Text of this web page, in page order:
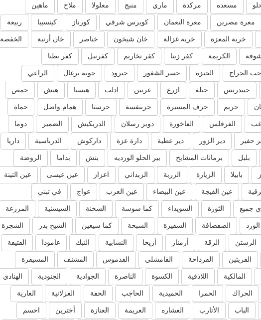
مسعده مركدة ماري منبج معلولا ملاح ماهين
معرة مصرين معرة النعمان كويرس شرقي كورناز كينسيبا ربيعة
خربة المعزة خربة غزالة خان شيخون خناصر خان أرنبة الخفصة
الكريمة كفر زيتا كفر تخاريم كفرنبل كفر بطنا
جب الجراح الجيزة جسر الشغور جيرود جوبة برغال الراعي
جيندريس جبلة ازرع عربين ادلب هيسيا هيش حمص
حريم حرف المسيرة حربنفسة حرستا همام واصل حماة
الفرقلس الفاخورة دوير رسلان الدريكيش الضمير دوما
حفير دير الزور دير عطية دارة عزة داركوش الدرباسية داريا
بلبل برمانات المشايخ بير الحلو الورديه بنش بداما الروضة
بابيلا الزيارة الزربة الزبداني اعزاز عين عيسى عين التينة
عين الفيجة عين البيضاء عين العرب عواج في تبني
جميع الثورة السويداء كما سوسة السخنة السيسنية المزرعة
الصفصافة السفيرة السبخة كما سيعين الشيخ بدر الشجرة
الرستن الرقة أرمناز أريحا النشابية النبك عامودا القتيفة
القريتين القرداحة القامشلي القدموس المشنف المسيفرة
المالكية اللاذقية الكسوة الناصرة الجوادية الجنودية الهنادي
الحراك الحمرا الحميدية الحاجب الحفة الغزلانية الغارية
الباب الأتارب العشاره العريمة العنازة أخترين احسم